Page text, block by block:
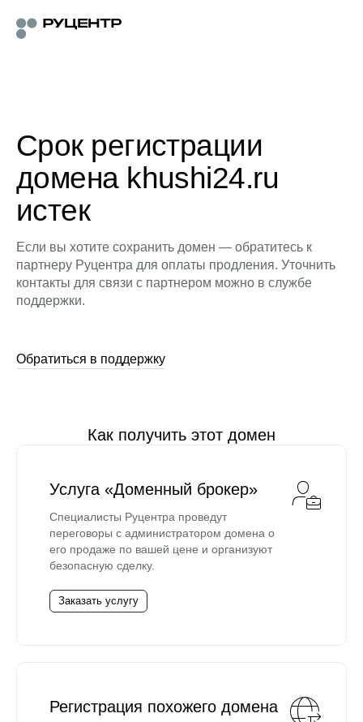
Срок регистрации
домена khushi24.ru
истек
Если вы хотите сохранить домен — обратитесь к
партнеру Руцентра для оплаты продления. Уточнить
контакты для связи с партнером можно в службе
поддержки.
Обратиться в поддержку
Как получить этот домен
Услуга «Доменный брокер»
Специалисты Руцентра проведут
переговоры с администратором домена о
его продаже по вашей цене и организуют
безопасную сделку.
Заказать услугу
Регистрация похожего домена